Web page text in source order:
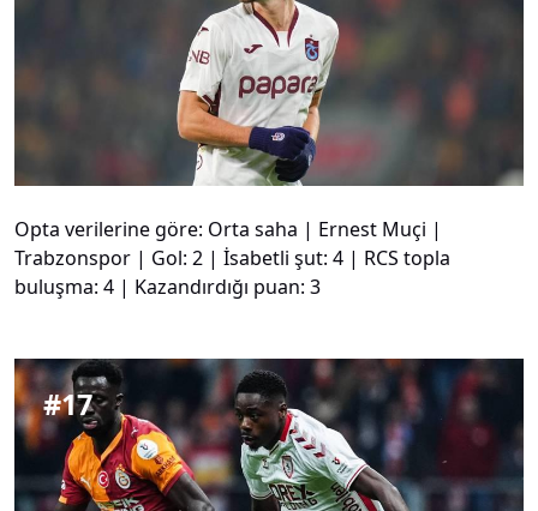
Opta verilerine göre: Orta saha | Ernest Muçi |
Trabzonspor | Gol: 2 | İsabetli şut: 4 | RCS topla
buluşma: 4 | Kazandırdığı puan: 3
#17